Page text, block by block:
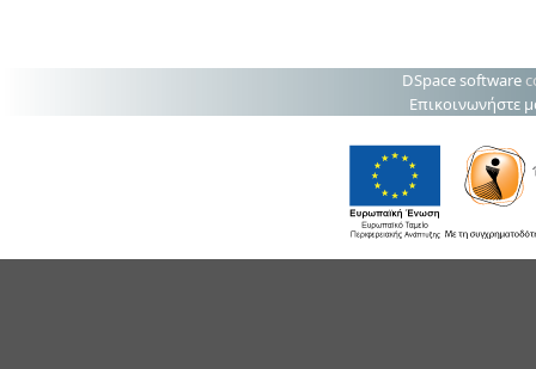
DSpace software
Επικοινωνήστε